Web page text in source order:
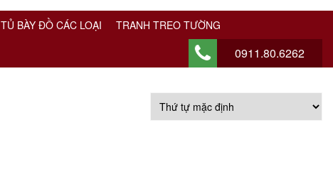
TỦ BÀY ĐỒ CÁC LOẠI
TRANH TREO TƯỜNG
0911.80.6262